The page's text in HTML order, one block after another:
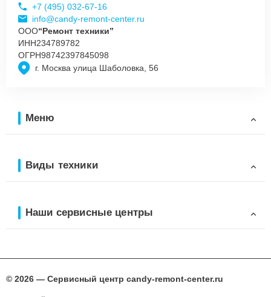
г. Москва улица Шаболовка, 56
+7 (495) 032-67-16
info@candy-remont-center.ru
ООО“Ремонт техники”
ИНН234789782
ОГРН98742397845098
Меню
Виды техники
Наши сервисные центры
© 2026 — Сервисный центр candy-remont-center.ru